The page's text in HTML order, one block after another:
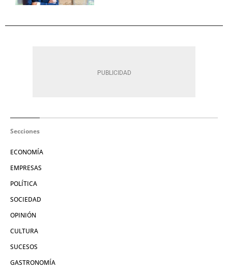
Secciones
ECONOMÍA
EMPRESAS
POLÍTICA
SOCIEDAD
OPINIÓN
CULTURA
SUCESOS
GASTRONOMÍA